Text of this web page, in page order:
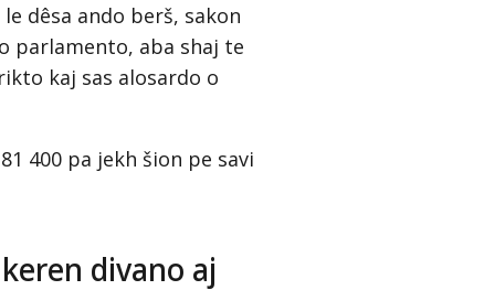
dêsa ando berš, sakon
parlamento, aba shaj te
kaj sas alosardo o
400 pa jekh šion pe savi
divano aj